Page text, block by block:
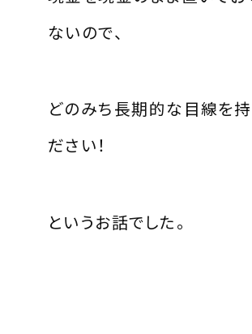
ないので、
どのみち長期的な目線を
ださい！
というお話でした。